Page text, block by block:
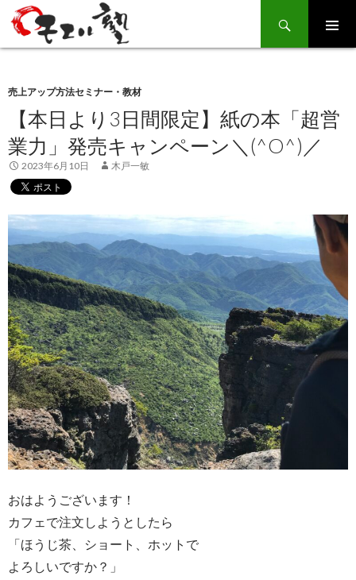
Search
SKIP
TO
売上アップ方法セミナー・教材
【本日より3日間限定】紙の本「超営
業力」発売キャンペーン＼(^O^)／
2023年6月10日 木戸一敏
おはようございます！
カフェで注文しようとしたら
「ほうじ茶、ショート、ホットで
よろしいですか？」